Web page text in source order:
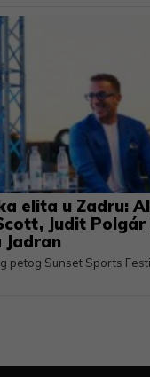
elita u Zadru:
Judit
Jadran
petog Sunset Sports